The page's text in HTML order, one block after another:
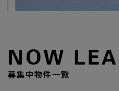
NOW
募集中物件一覧